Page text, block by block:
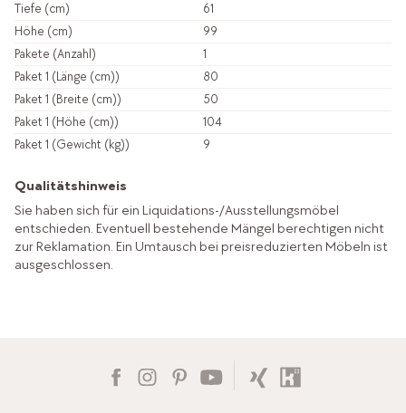
Tiefe (cm)
61
Höhe (cm)
99
Pakete (Anzahl)
1
Paket 1 (Länge (cm))
80
Paket 1 (Breite (cm))
50
Paket 1 (Höhe (cm))
104
Paket 1 (Gewicht (kg))
9
Qualitätshinweis
Sie haben sich für ein Liquidations-/Ausstellungsmöbel
entschieden. Eventuell bestehende Mängel berechtigen nicht
zur Reklamation. Ein Umtausch bei preisreduzierten Möbeln ist
ausgeschlossen.